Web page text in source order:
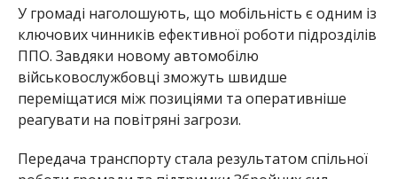
У громаді наголошують, що мобільність є одним із
ключових чинників ефективної роботи підрозділів
ППО. Завдяки новому автомобілю
військовослужбовці зможуть швидше
переміщатися між позиціями та оперативніше
реагувати на повітряні загрози.
Передача транспорту стала результатом спільної